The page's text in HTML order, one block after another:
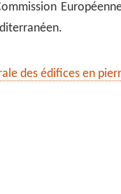
des édifices en